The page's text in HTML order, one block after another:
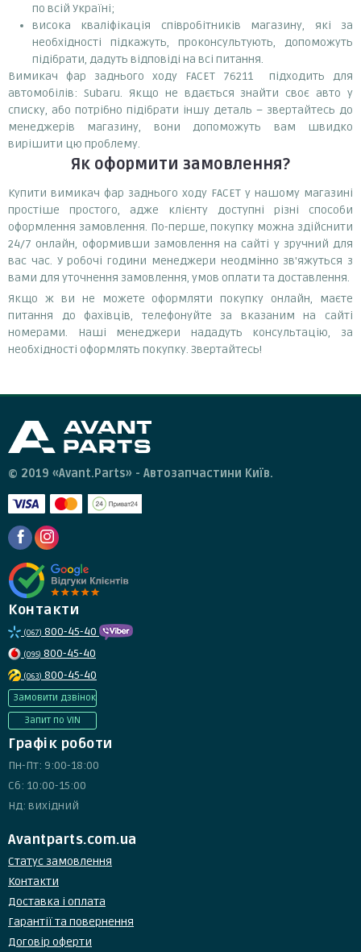
по всій Україні;
висока кваліфікація співробітників магазину, які за
необхідності підкажуть, проконсультують, допоможуть
підібрати, дадуть відповіді на всі питання.
Вимикач фар заднього ходу FACET 76211 підходить для
автомобілів: Subaru. Якщо не вдається знайти своє авто у
списку, або потрібно підібрати іншу деталь – звертайтесь до
менеджерів магазину, вони допоможуть вам швидко
вирішити цю проблему.
Як оформити замовлення?
Купити вимикач фар заднього ходу FACET у нашому магазині
простіше простого, адже клієнту доступні різні способи
оформлення замовлення. По-перше, покупку можна здійснити
24/7 онлайн, оформивши замовлення на сайті у зручний для
вас час. У робочі години менеджери неодмінно зв'яжуться з
вами для уточнення замовлення, умов оплати та доставлення.
Якщо ж ви не можете оформляти покупку онлайн, маєте
питання до фахівців, телефонуйте за вказаним на сайті
номерами. Наші менеджери нададуть консультацію, за
необхідності оформлять покупку. Звертайтесь!
© 2019 «Avant.Parts» - Автозапчастини Київ.
Контакти
(067) 800-45-40
(095) 800-45-40
(063) 800-45-40
Замовити дзвінок
Запит по VIN
Графік роботи
Пн-Пт: 9:00-18:00
Сб: 10:00-15:00
Нд: вихідний
Avantparts.com.ua
Статус замовлення
Контакти
Доставка і оплата
Гарантії та повернення
Договір оферти